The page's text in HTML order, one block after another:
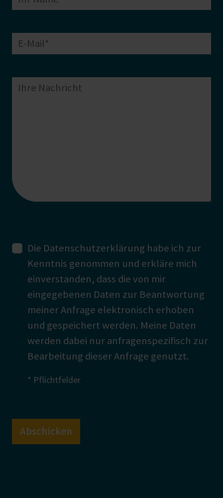
Die Datenschutzerklärung habe ich zur
Kenntnis genommen und erkläre mich
einverstanden, dass die von mir
eingegebenen Daten zur Beantwortung
meiner Anfrage elektronisch erhoben
und gespeichert werden. Meine Daten
werden dabei nur anfragenspezifisch zur
Bearbeitung dieser Anfrage genutzt.
* Pflichtfelder